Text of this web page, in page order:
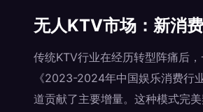
无人KTV市场：新消
传统KTV行业在经历转型阵痛后
《2023-2024年中国娱乐消费行
道贡献了主要增量。这种模式完